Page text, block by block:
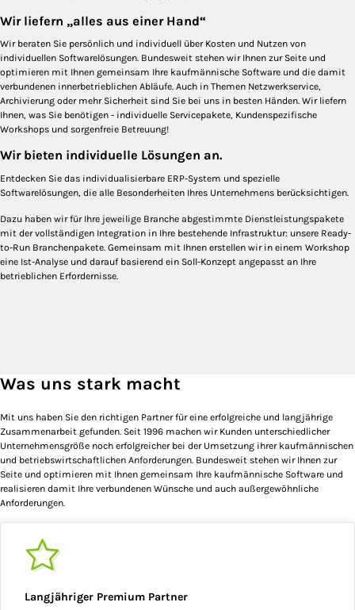
Wir liefern „alles aus einer Hand“
Wir beraten Sie persönlich und individuell über Kosten und Nutzen von
individuellen Softwarelösungen. Bundesweit stehen wir Ihnen zur Seite und
optimieren mit Ihnen gemeinsam Ihre kaufmännische Software und die damit
verbundenen innerbetrieblichen Abläufe. Auch in Themen Netzwerkservice,
Archivierung oder mehr Sicherheit sind Sie bei uns in besten Händen. Wir liefern
Ihnen, was Sie benötigen - individuelle Servicepakete, Kundenspezifische
Workshops und sorgenfreie Betreuung!
Wir bieten individuelle Lösungen an.
Entdecken Sie das individualisierbare ERP-System und spezielle
Softwarelösungen, die alle Besonderheiten Ihres Unternehmens berücksichtigen.
Dazu haben wir für Ihre jeweilige Branche abgestimmte Dienstleistungspakete
mit der vollständigen Integration in Ihre bestehende Infrastruktur: unsere Ready-
to-Run Branchenpakete. Gemeinsam mit Ihnen erstellen wir in einem Workshop
eine Ist-Analyse und darauf basierend ein Soll-Konzept angepasst an Ihre
betrieblichen Erfordernisse.
Was uns stark macht
Mit uns haben Sie den richtigen Partner für eine erfolgreiche und langjährige
Zusammenarbeit gefunden. Seit 1996 machen wir Kunden unterschiedlicher
Unternehmensgröße noch erfolgreicher bei der Umsetzung ihrer kaufmännischen
und betriebswirtschaftlichen Anforderungen. Bundesweit stehen wir Ihnen zur
Seite und optimieren mit Ihnen gemeinsam Ihre kaufmännische Software und
realisieren damit Ihre verbundenen Wünsche und auch außergewöhnliche
Anforderungen.
Langjähriger Premium Partner